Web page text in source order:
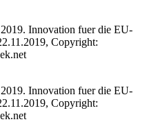
Innovation fuer die EU-
Copyright:
Innovation fuer die EU-
Copyright: